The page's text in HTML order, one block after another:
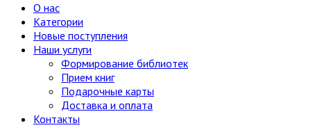
О нас
Категории
Новые поступления
Наши услуги
Формирование библиотек
Прием книг
Подарочные карты
Доставка и оплата
Контакты